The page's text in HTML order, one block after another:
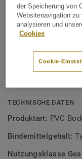
Heterogene
XXL-Formate,
27% recycelter
100% recycelbar
TECHNISCHE DATEN
Produktart: PVC
Bindemittelgehalt:
Nutzungsklasse
der Speicherung von
Websitenavigation
analysieren und
Cookies
Cookie-